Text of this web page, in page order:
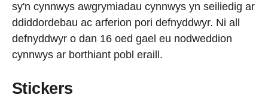
sy'n cynnwys awgrymiadau cynnwys yn seiliedig ar
ddiddordebau ac arferion pori defnyddwyr. Ni all
defnyddwyr o dan 16 oed gael eu nodweddion
cynnwys ar borthiant pobl eraill.
Stickers